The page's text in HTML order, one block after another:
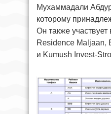
Мухаммадали
которому
Он также
Residence Maljaan,
и Kumush Invest-